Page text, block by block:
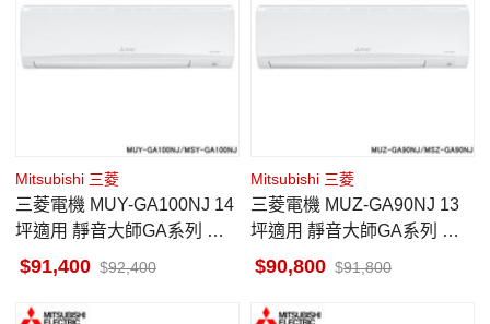
Mitsubishi 三菱
三菱電機 MUY-GA100NJ 14
坪適用 靜音大師GA系列 冷
專 空調 MSY-GA100NJ
91,400 92,400
Mitsubishi 三菱
三菱電機 MUZ-GA90NJ 13
坪適用 靜音大師GA系列 冷
暖 空調 MSZ-GA90NJ
90,800 91,800